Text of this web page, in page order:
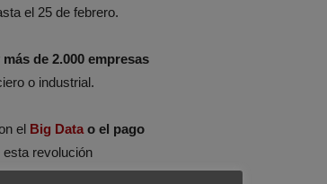
el 25 de febrero.
de 2.000 empresas
o industrial.
el Big Data o el pago
revolución
real la experiencia